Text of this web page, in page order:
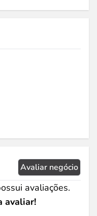
Avaliar negócio
avaliações.
avaliar!